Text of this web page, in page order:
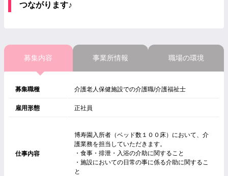
つながります♪
募集内容 事業所情報 職場の環境
募集職種 介護老人保健施設での介護職/介護福祉士
雇用形態 正社員
仕事内容
博寿園入所者（ベッド数１００床）において、介
護業務を担当していただきます。
・食事・排泄・入浴の介助に関すること
・施設においての日常の事に係る介助に関するこ
と